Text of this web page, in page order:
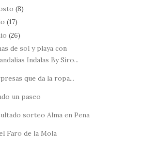
(8)
(17)
(26)
de sol y playa con
Indalas By Siro...
que da la ropa...
un paseo
sorteo Alma en Pena
Faro de la Mola